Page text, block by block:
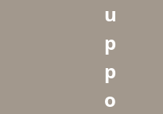
u
p
p
o